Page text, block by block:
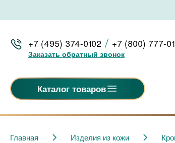
+7 (495) 374-0102 +7 (800) 777-
Заказать обратный звонок
Каталог товаров
Главная Изделия из кожи